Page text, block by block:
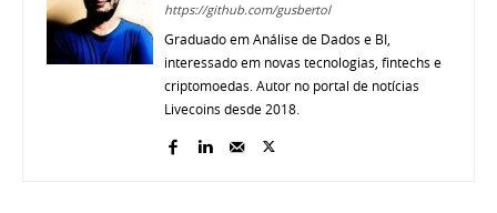
https://github.com/gusbertol
Graduado em Análise de Dados e BI,
interessado em novas tecnologias, fintechs e
criptomoedas. Autor no portal de notícias
Livecoins desde 2018.